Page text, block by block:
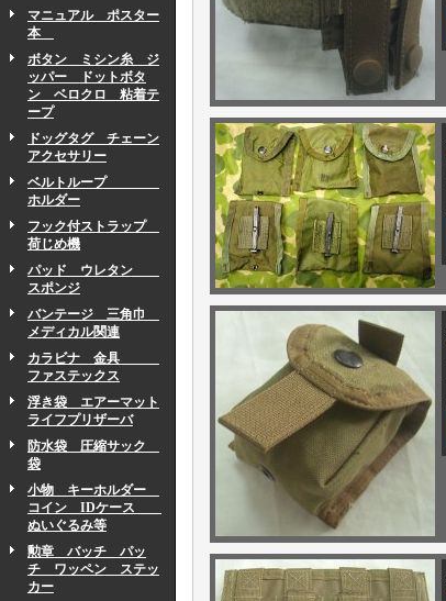
マニュアル ポスター
本
ボタン ミシン糸 ジ
ッパー ドットボタ
ン ベロクロ 粘着テ
ープ
ドッグタグ チェーン
アクセサリー
ベルトループ
ホルダー
フック付ストラップ
荷じめ機
パッド ウレタン
スポンジ
バンテージ 三角巾
メディカル関連
カラビナ 金具
ファステックス
浮き袋 エアーマット
ライフプリザーバ
防水袋 圧縮サック
袋
小物 キーホルダー
コイン IDケース
ぬいぐるみ等
勲章 バッチ パッ
チ ワッペン ステッ
カー